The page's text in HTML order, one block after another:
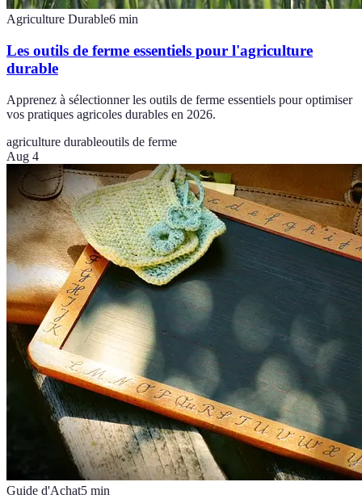
Agriculture Durable6 min
Les outils de ferme essentiels pour l'agriculture
durable
Apprenez à sélectionner les outils de ferme essentiels pour optimiser
vos pratiques agricoles durables en 2026.
agriculture durableoutils de ferme
Aug 4
Guide d'Achat5 min